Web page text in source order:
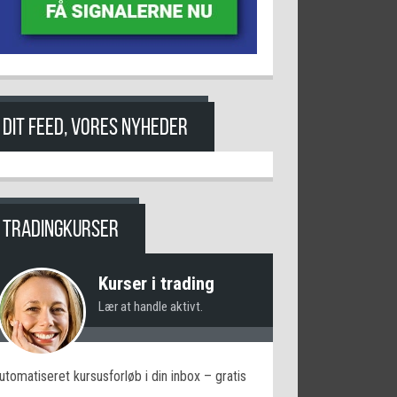
DIT FEED, VORES NYHEDER
TRADINGKURSER
Kurser i trading
Lær at handle aktivt.
kursusforløb i din inbox – gratis